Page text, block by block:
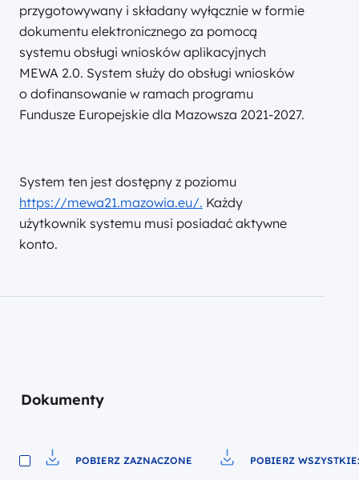
przygotowywany i składany wyłącznie w formie
dokumentu elektronicznego za pomocą
systemu obsługi wniosków aplikacyjnych
MEWA 2.0. System służy do obsługi wniosków
o dofinansowanie w ramach programu
Fundusze Europejskie dla Mazowsza 2021-2027.
System ten jest dostępny z poziomu
https://mewa21.mazowia.eu/. Każdy
użytkownik systemu musi posiadać aktywne
konto.
Dokumenty
POBIERZ ZAZNACZONE POBIERZ